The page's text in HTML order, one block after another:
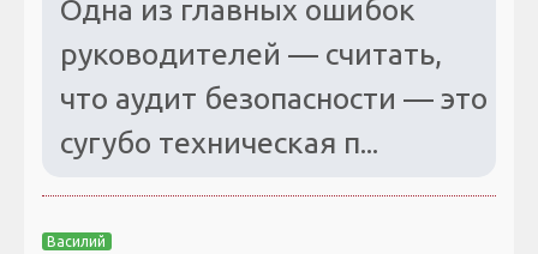
Одна из главных ошибок
руководителей — считать,
что аудит безопасности — это
сугубо техническая п...
Василий